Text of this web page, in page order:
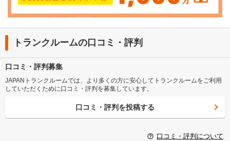
トランクルームの口コミ・評判
口コミ・評判募集
JAPANトランクルームでは、より多くの方に安心してトランクルームをご利用
していただくために口コミ・評判を募集しています。
口コミ・評判を投稿する
口コミ・評判について